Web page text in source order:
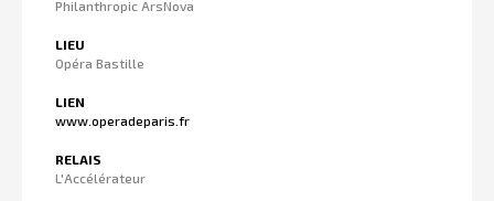
QUI SOMMES NOUS ?
Philanthropic ArsNova
LIEU
Opéra Bastille
LIEN
www.operadeparis.fr
RELAIS
L'Accélérateur